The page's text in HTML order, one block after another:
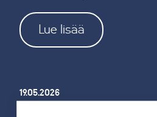
Lue lisää
19.05.2026